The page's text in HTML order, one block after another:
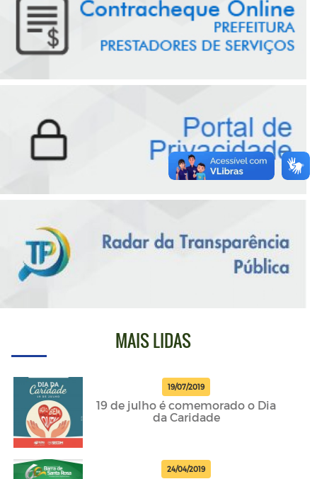
MAIS LIDAS
19/07/2019
19 de julho é comemorado o Dia
da Caridade
24/04/2019